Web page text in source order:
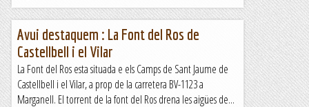
Avui destaquem : La Font del Ros de
Castellbell i el Vilar
La Font del Ros esta situada e els Camps de Sant Jaume de
Castellbell i el Vilar, a prop de la carretera BV-1123 a
Marganell. El torrent de la font del Ros drena les aigües de...